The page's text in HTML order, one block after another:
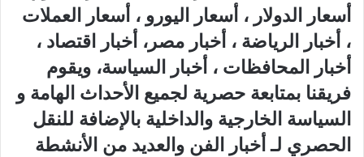
أسعار الدولار ، أسعار اليورو ، أسعار العملات
، أخبار الرياضة ، أخبار مصر، أخبار اقتصاد ،
أخبار المحافظات ، أخبار السياسة، ويقوم
فريقنا بمتابعة حصرية لجميع الأحداث الهامة و
السياسة الخارجية والداخلية بالإضافة للنقل
الحصري لـ أخبار الفن والعديد من الأنشطة